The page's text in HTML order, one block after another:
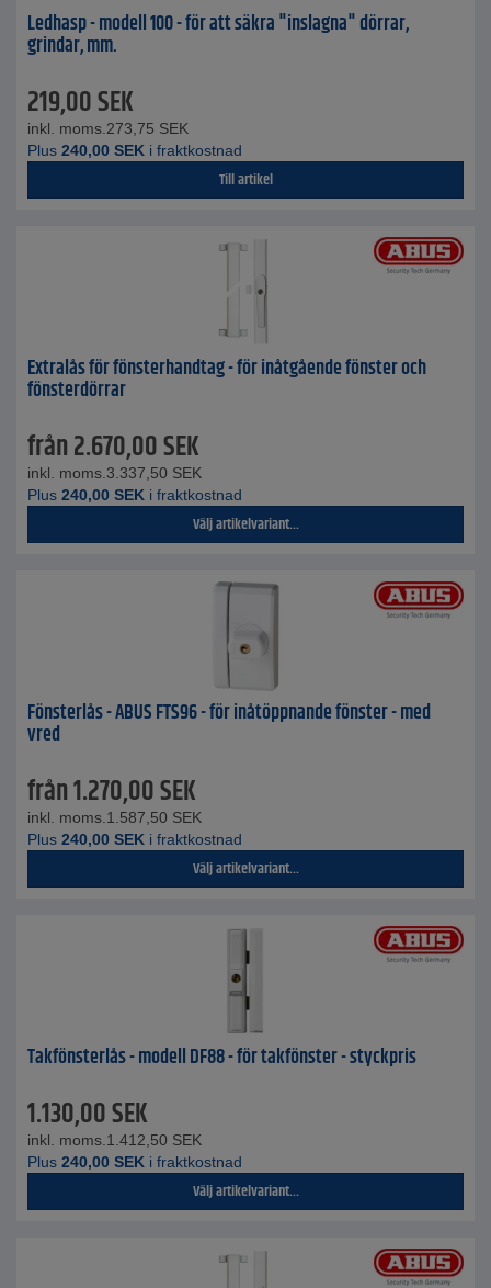
Ledhasp - modell 100 - för att säkra "inslagna" dörrar,
grindar, mm.
219,00SEK
inkl. moms. 273,75 SEK
Plus 240,00 SEK i fraktkostnad
Till artikel
Extralås för fönsterhandtag - för inåtgående fönster och
fönsterdörrar
från2.670,00SEK
inkl. moms. 3.337,50 SEK
Plus 240,00 SEK i fraktkostnad
Välj artikelvariant...
Fönsterlås - ABUS FTS96 - för inåtöppnande fönster - med
vred
från1.270,00SEK
inkl. moms. 1.587,50 SEK
Plus 240,00 SEK i fraktkostnad
Välj artikelvariant...
Takfönsterlås - modell DF88 - för takfönster - styckpris
1.130,00SEK
inkl. moms. 1.412,50 SEK
Plus 240,00 SEK i fraktkostnad
Välj artikelvariant...